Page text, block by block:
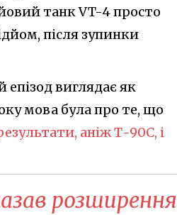
танк VT-4 просто
після зупинки
епізод виглядає як
мова була про те, що
аніж Т-90С, і
розширення